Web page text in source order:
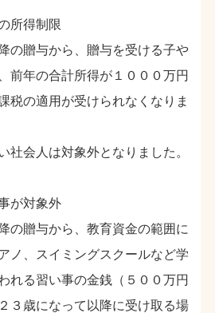
所得制限
の贈与から、贈与を受ける子や
前年の合計所得が１０００万円
税の適用が受けられなくなりま
会人は対象外となりました。
が対象外
の贈与から、教育資金の範囲に
ノ、スイミングスクールなど学
れる習い事の金銭（５００万円
３歳になって以降に受け取る場